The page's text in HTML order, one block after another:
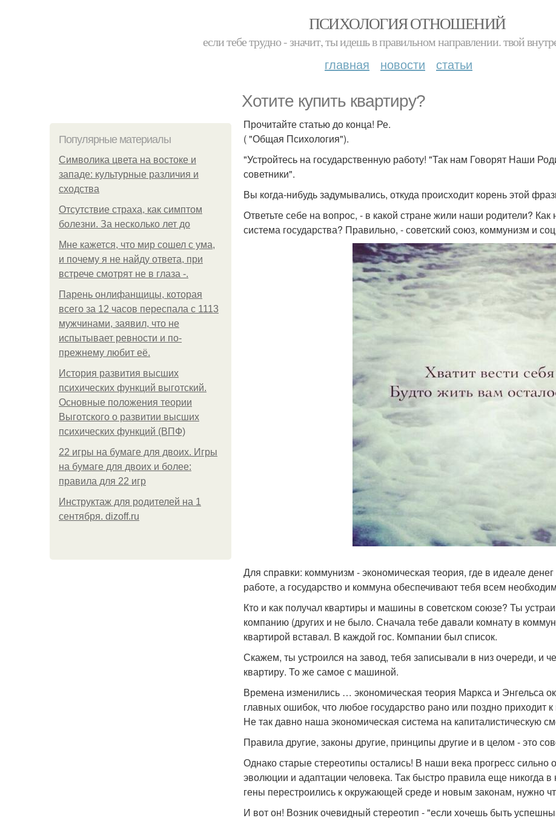
ПСИХОЛОГИЯ ОТНОШЕНИЙ
если тебе трудно - значит, ты идешь в правильном направлении. твой
главная новости статьи
Хотите купить квартиру?
Популярные материалы
Символика цвета на востоке и
западе: культурные различия и
сходства
Отсутствие страха, как симптом
болезни. За несколько лет до
Мне кажется, что мир сошел с ума,
и почему я не найду ответа, при
встрече смотрят не в глаза -.
Парень онлифанщицы, которая
всего за 12 часов переспала с 1113
мужчинами, заявил, что не
испытывает ревности и по-
прежнему любит её.
История развития высших
психических функций выготский.
Основные положения теории
Выготского о развитии высших
психических функций (ВПФ)
22 игры на бумаге для двоих. Игры
на бумаге для двоих и более:
правила для 22 игр
Инструктаж для родителей на 1
сентября. dizoff.ru
Прочитайте статью до конца! Ре.
( "Общая Психология").
"Устройтесь на государственную работу! "Так нам Говорят Наши
советники".
Вы когда-нибудь задумывались, откуда происходит корень этой
Ответьте себе на вопрос, - в какой стране жили наши родители?
система государства? Правильно, - советский союз, коммунизм и
Для справки: коммунизм - экономическая теория, где в идеале
работе, а государство и коммуна обеспечивают тебя всем
Кто и как получал квартиры и машины в советском союзе? Ты
компанию (других и не было. Сначала тебе давали комнату в
квартирой вставал. В каждой гос. Компании был список.
Скажем, ты устроился на завод, тебя записывали в низ очереди, и
квартиру. То же самое с машиной.
Времена изменились … экономическая теория Маркса и Энгельса
главных ошибок, что любое государство рано или поздно приходит
Не так давно наша экономическая система на капиталистическую
Правила другие, законы другие, принципы другие и в целом - это
Однако старые стереотипы остались! В наши века прогресс сильно
эволюции и адаптации человека. Так быстро правила еще никогда
гены перестроились к окружающей среде и новым законам, нужно
И вот он! Возник очевидный стереотип - "если хочешь быть